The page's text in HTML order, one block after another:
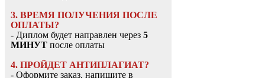
3. ВРЕМЯ ПОЛУЧЕНИЯ ПОСЛЕ
ОПЛАТЫ?
- Диплом будет направлен через 5
МИНУТ после оплаты
4. ПРОЙДЕТ АНТИПЛАГИАТ?
- Оформите заказ, напишите в